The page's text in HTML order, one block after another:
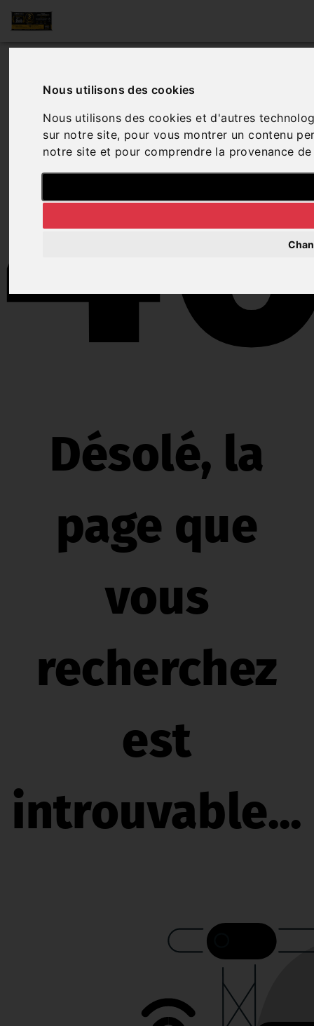
Nous utilisons des cookies
Nous utilisons des cookies et d'autres
sur notre site, pour vous montrer un contenu
notre site et pour comprendre la provenance
Désolé, la
page que
vous
recherchez
est
introuvable...